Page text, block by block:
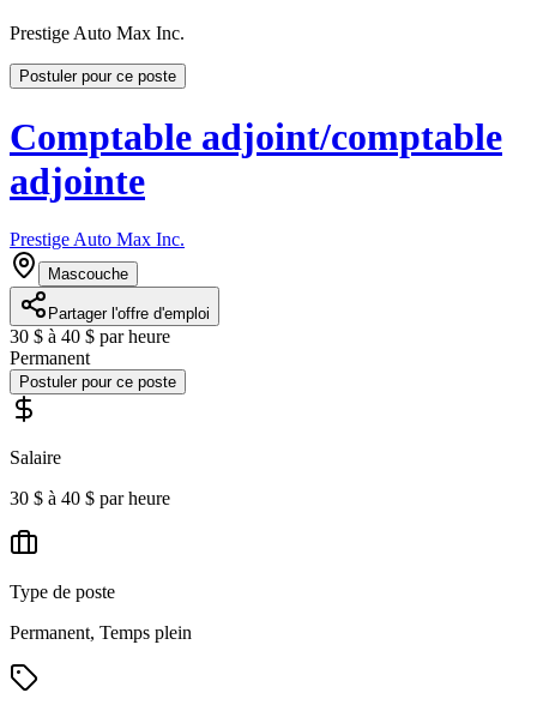
Prestige Auto Max Inc.
Postuler pour ce poste
Comptable adjoint/comptable
adjointe
Prestige Auto Max Inc.
Mascouche
Partager l'offre d'emploi
30 $ à 40 $ par heure
Permanent
Postuler pour ce poste
Salaire
30 $ à 40 $ par heure
Type de poste
Permanent, Temps plein